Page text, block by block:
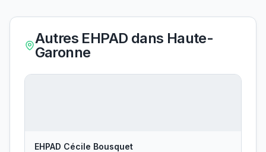
Autres EHPAD dans Haute-
Garonne
EHPAD Cécile Bousquet